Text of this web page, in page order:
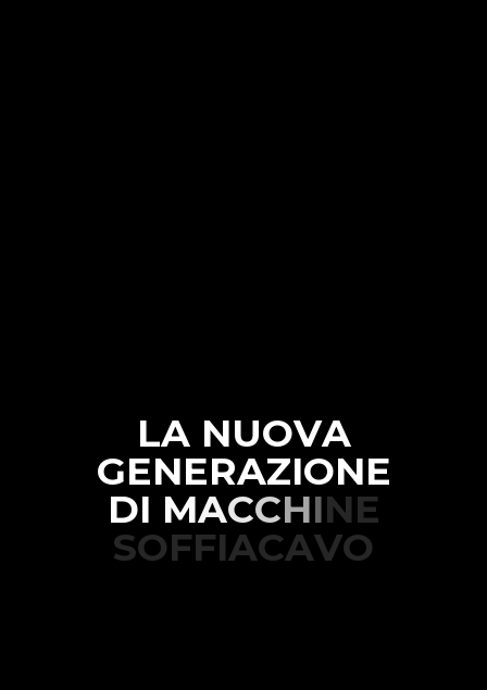
LA NUOVA
GENERAZIONE
DI MACCHINE
SOFFIACAVO